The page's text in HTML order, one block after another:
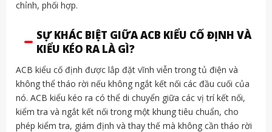
chỉnh, phối hợp.
SỰ KHÁC BIỆT GIỮA ACB KIỂU CỐ ĐỊNH VÀ
KIỂU KÉO RA LÀ GÌ?
ACB kiểu cố định được lắp đặt vĩnh viễn trong tủ điện và
không thể tháo rời nếu không ngắt kết nối các đầu cuối của
nó. ACB kiểu kéo ra có thể di chuyển giữa các vị trí kết nối,
kiểm tra và ngắt kết nối trong một khung tiêu chuẩn, cho
phép kiểm tra, giám định và thay thế mà không cần tháo rời